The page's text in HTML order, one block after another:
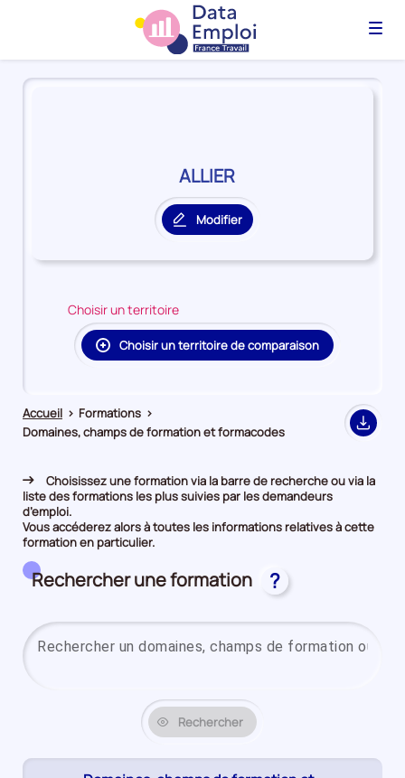
Menu
Panorama
ALLIER
Modifier
le
principal
Choisir un territoire
Choisir un territoire de comparaison
Accueil > Formations >
Domaines, champs de formation et formacodes
Export
Choisissez une formation via la barre de recherche ou via la
liste des formations les plus suivies par les demandeurs
d’emploi.
Vous accéderez alors à toutes les informations relatives à cette
formation en particulier.
Rechercher une formation ?
Rechercher